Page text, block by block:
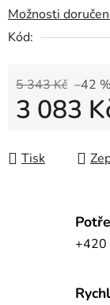
Možnosti
Kód:
5 343 Kč –42 %
3 083
Tisk
+420